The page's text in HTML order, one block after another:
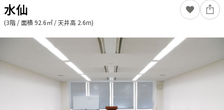
水仙
(3階 / 面積 92.6㎡ / 天井高 2.6m)